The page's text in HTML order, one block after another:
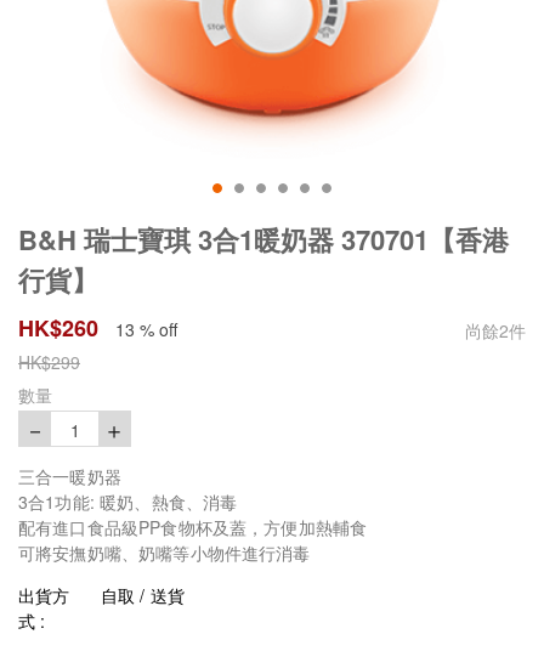
B&H 瑞士寶琪 3合1暖奶器 370701【香港
行貨】
HK$260 13 % off 尚餘2件
HK$299
數量
－ 1 ＋
三合一暖奶器
3合1功能: 暖奶、熱食、消毒
配有進口食品級PP食物杯及蓋，方便加熱輔食
可將安撫奶嘴、奶嘴等小物件進行消毒​
出貨方
式 :
自取 / 送貨